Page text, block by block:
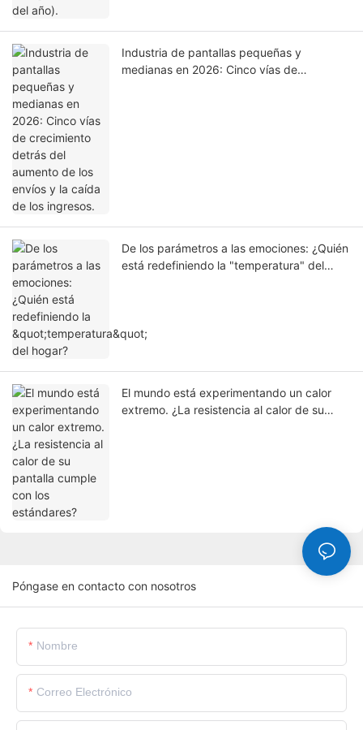
Industria de pantallas pequeñas y
medianas en 2026: Cinco vías de
De los parámetros a las emociones: ¿Quién
está redefiniendo la "temperatura" del
El mundo está experimentando un calor
extremo. ¿La resistencia al calor de su
Póngase en contacto con nosotros
Nombre
Correo Electrónico